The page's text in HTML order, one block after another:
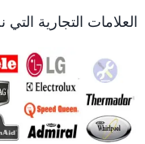
العلامات التجارية التي